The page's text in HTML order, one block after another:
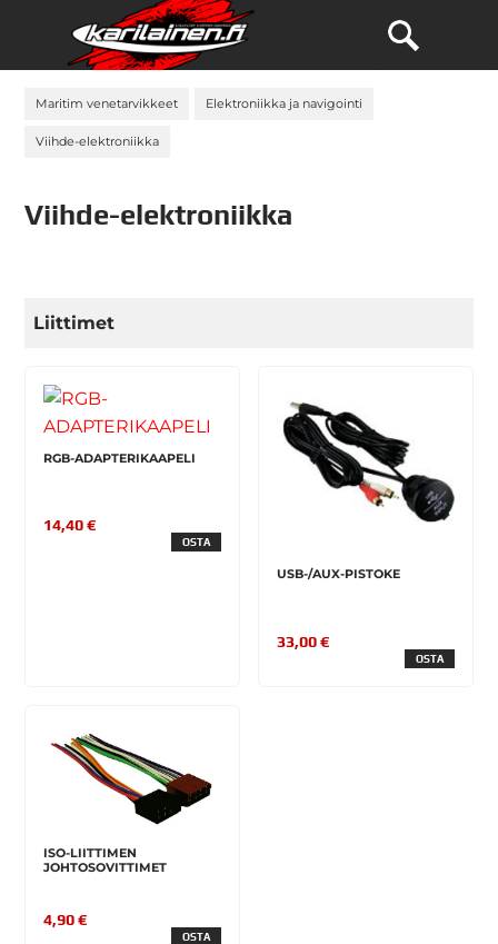
Maritim venetarvikkeet Elektroniikka ja navigointi
Viihde-elektroniikka
Viihde-elektroniikka
Liittimet
RGB-ADAPTERIKAAPELI
14,40 €
OSTA
USB-/AUX-PISTOKE
33,00 €
OSTA
ISO-LIITTIMEN
JOHTOSOVITTIMET
4,90 €
OSTA